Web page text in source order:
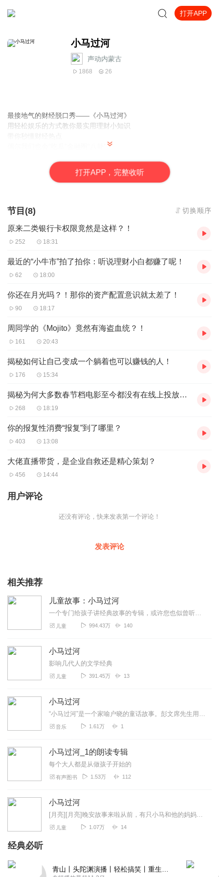
打开APP
小马过河
声动内蒙古
1868 26
最接地气的财经脱口秀—— 《小马过河》
用轻松娱乐的方式教你最实用理财小知识
节目每周一下午更新
让我们不见不散哦！
打开APP，完整收听
节目(8) 切换顺序
原来二类银行卡权限竟然是这样？！
252 18:31
最近的“小牛市”拍了拍你：听说理财小白都赚了呢！
62 18:00
你还在月光吗？！那你的资产配置意识就太差了！
90 18:17
周同学的《Mojito》竟然有海盗血统？！
161 20:43
揭秘如何让自己变成一个躺着也可以赚钱的人！
176 15:34
揭秘为何大多数春节档电影至今都没有在线上投放播出？
268 18:19
你的报复性消费“报复”到了哪里？
403 13:08
大佬直播带货，是企业自救还是精心策划？
456 14:44
用户评论
还没有评论，快来发表第一个评论！
发表评论
相关推荐
儿童故事：小马过河
一个专门给孩子讲经典故事的专辑，或许您也似曾听过的故事，通过声音的世界，给孩子一个无限想象的世界。
儿童 994.43万 140
小马过河
影响几代人的文学经典
儿童 391.45万 13
小马过河
“小马过河”是一个家喻户晓的童话故事。彭文席先生用一篇生动有趣的文章给我们讲述了要通过自己的实践做决定的道理。这首歌则是一位奶爸用自己“说”和“唱”的方式用音乐...
音乐 1.61万 1
小马过河_1的朗读专辑
每个大人都是从做孩子开始的
有声图书 1.53万 112
小马过河
[月亮][月亮]晚安故事来啦从前，有只小马和他的妈妈住在小河边，有一天，妈妈叫小马叫到身边来说：“小马，你已经长大了，可以帮妈妈做事了。今天你把这袋粮食送到河对...
儿童 1.07万 14
经典必听